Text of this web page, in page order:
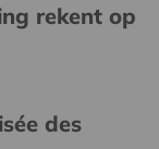
rekent op
des